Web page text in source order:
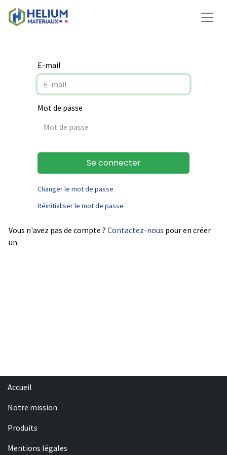
E-mail
Mot de passe
Se connecter
Changer le mot de passe
Réinitialiser le mot de passe
Vous n'avez pas de compte ? Contactez-nous pour en créer
un.
Accueil
Notre mission
Produits
Mentions légales